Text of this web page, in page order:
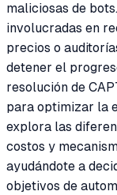
maliciosas de
involucradas en
precios o
detener el
resolución de
para optimizar la
explora las
costos y
ayudándote a
objetivos de